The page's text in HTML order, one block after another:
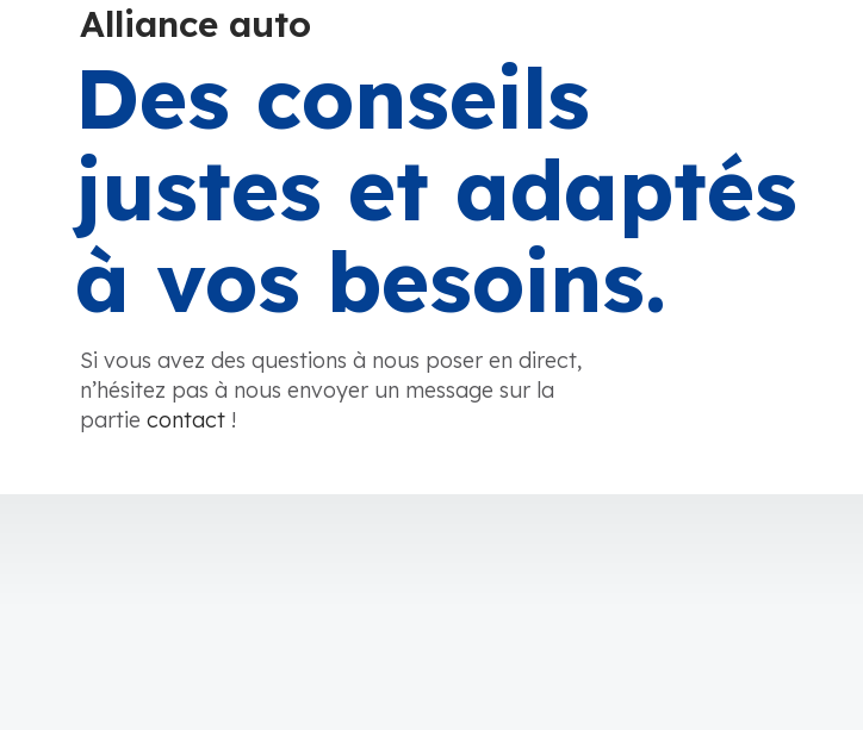
Alliance auto
Des conseils
justes et adaptés
à vos besoins.
Si vous avez des questions à nous poser en direct,
n’hésitez pas à nous envoyer un message sur la
partie contact !